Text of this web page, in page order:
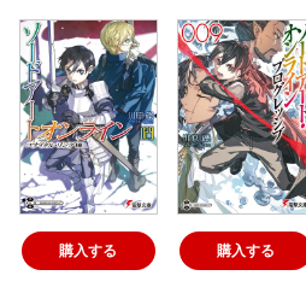
購入する 購入する